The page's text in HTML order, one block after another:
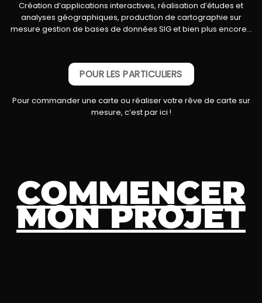
Création d’applications interactives, réalisation d’études et
analyses géographiques, production de cartographie sur
mesure gestion de bases de données SIG et bien plus encore…
POUR LES PARTICULIERS
Pour commander une carte ou réaliser votre rêve de carte sur
mesure, c’est par ici !
COMMENCER
MON PROJET